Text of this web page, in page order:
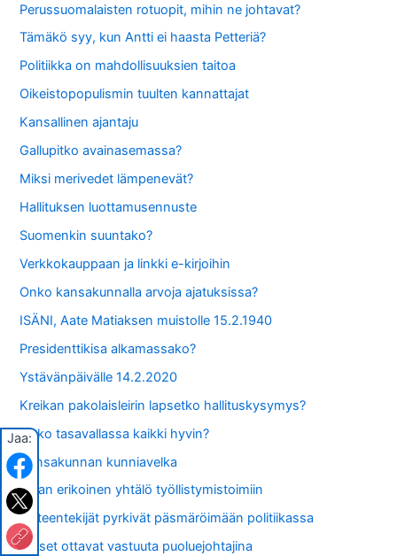
Perussuomalaisten rotuopit, mihin ne johtavat?
Tämäkö syy, kun Antti ei haasta Petteriä?
Politiikka on mahdollisuuksien taitoa
Oikeistopopulismin tuulten kannattajat
Kansallinen ajantaju
Gallupitko avainasemassa?
Miksi merivedet lämpenevät?
Hallituksen luottamusennuste
Suomenkin suuntako?
Verkkokauppaan ja linkki e-kirjoihin
Onko kansakunnalla arvoja ajatuksissa?
ISÄNI, Aate Matiaksen muistolle 15.2.1940
Presidenttikisa alkamassako?
Ystävänpäivälle 14.2.2020
Kreikan pakolaisleirin lapsetko hallituskysymys?
Onko tasavallassa kaikki hyvin?
Kansakunnan kunniavelka
Aivan erikoinen yhtälö työllistymistoimiin
Tieteentekijät pyrkivät päsmäröimään politiikassa
Naiset ottavat vastuuta puoluejohtajina
Jaa: